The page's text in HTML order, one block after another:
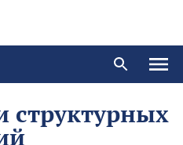
структурных